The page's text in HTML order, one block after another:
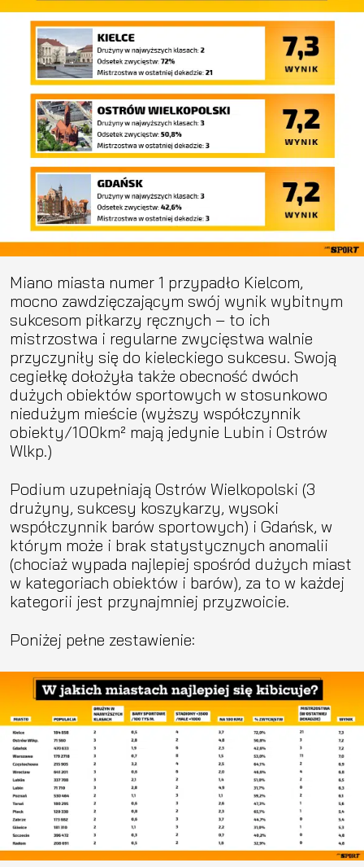
Miano miasta numer 1 przypadło Kielcom,
mocno zawdzięczającym swój wynik wybitnym
sukcesom piłkarzy ręcznych – to ich
mistrzostwa i regularne zwycięstwa walnie
przyczyniły się do kieleckiego sukcesu. Swoją
cegiełkę dołożyła także obecność dwóch
dużych obiektów sportowych w stosunkowo
niedużym mieście (wyższy współczynnik
obiekty/100km² mają jedynie Lubin i Ostrów
Wlkp.)
Podium uzupełniają Ostrów Wielkopolski (3
drużyny, sukcesy koszykarzy, wysoki
współczynnik barów sportowych) i Gdańsk, w
którym może i brak statystycznych anomalii
(chociaż wypada najlepiej spośród dużych miast
w kategoriach obiektów i barów), za to w każdej
kategorii jest przynajmniej przyzwoicie.
Poniżej pełne zestawienie: